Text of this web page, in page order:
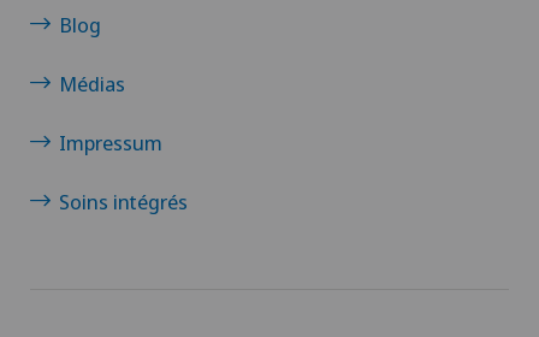
Blog
Médias
Impressum
Soins intégrés